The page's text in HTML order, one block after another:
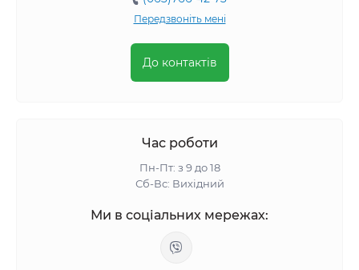
Передзвоніть мені
До контактів
Час роботи
Пн-Пт: з 9 до 18
Сб-Вс: Вихідний
Ми в соціальних мережах: